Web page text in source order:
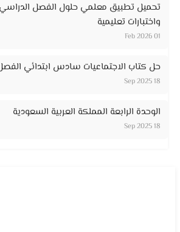
تحميل تطبيق معلمي حلول الفصل
واختبارات تعليمية
01 Feb 2026
حل كتاب الاجتماعيات سادس ابتدائي
18 Sep 2025
الوحدة الرابعة المملكة العربية السعودية
18 Sep 2025